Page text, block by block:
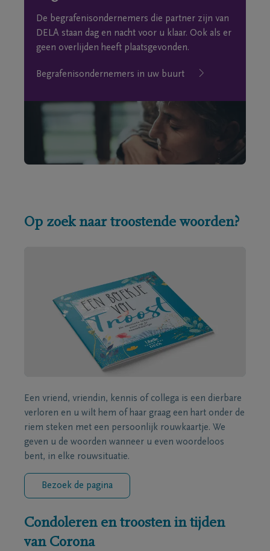
De begrafenisondernemers die partner zijn van
DELA staan dag en nacht voor u klaar. Ook als er
geen overlijden heeft plaatsgevonden.
Begrafenisondernemers in uw buurt
Op zoek naar troostende woorden?
Een vriend, vriendin, kennis of collega is een dierbare
verloren en u wilt hem of haar graag een hart onder de
riem steken met een persoonlijk rouwkaartje. We
geven u de woorden wanneer u even woordeloos
bent, in elke rouwsituatie.
Bezoek de pagina
Condoleren en troosten in tijden
van Corona